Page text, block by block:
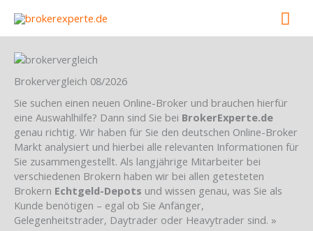
content
Brokervergleich 08/2026
Sie suchen einen neuen Online-Broker und brauchen hierfür
eine Auswahlhilfe? Dann sind Sie bei BrokerExperte.de
genau richtig. Wir haben für Sie den deutschen Online-Broker
Markt analysiert und hierbei alle relevanten Informationen für
Sie zusammengestellt. Als langjährige Mitarbeiter bei
verschiedenen Brokern haben wir bei allen getesteten
Brokern Echtgeld-Depots und wissen genau, was Sie als
Kunde benötigen – egal ob Sie Anfänger,
Gelegenheitstrader, Daytrader oder Heavytrader sind. »